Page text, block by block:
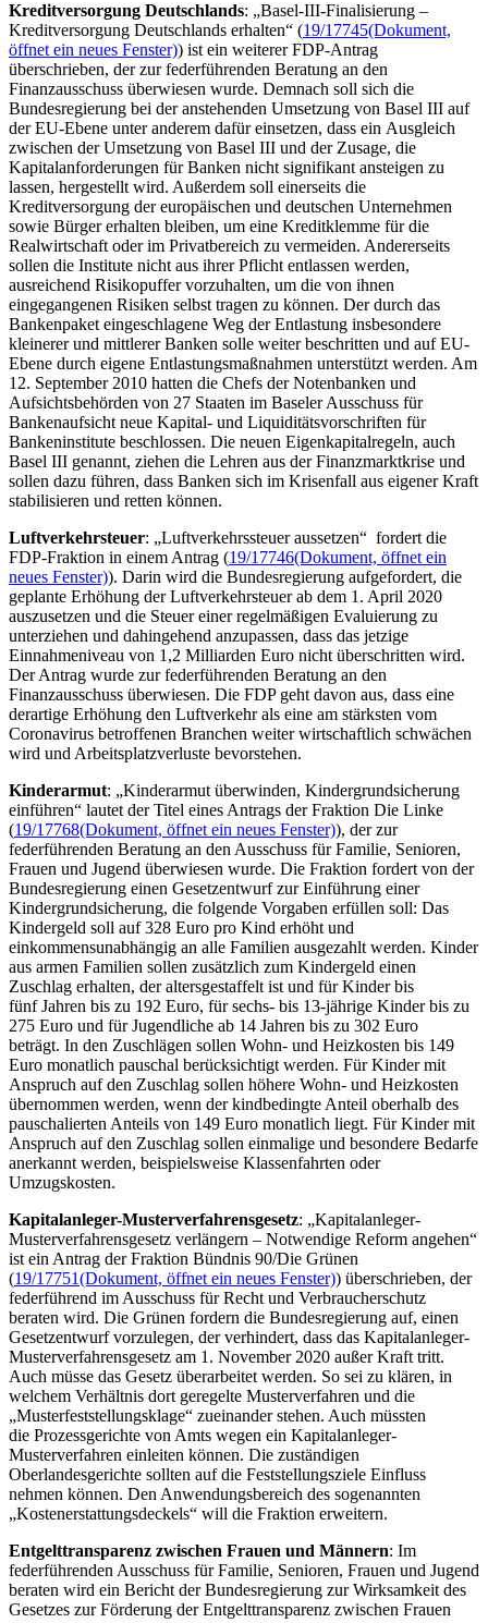
Kreditversorgung Deutschlands: „Basel-III-Finalisierung –
Kreditversorgung Deutschlands erhalten“ (19/17745(Dokument,
öffnet ein neues Fenster)) ist ein weiterer FDP-Antrag
überschrieben, der zur federführenden Beratung an den
Finanzausschuss überwiesen wurde. Demnach soll sich die
Bundesregierung bei der anstehenden Umsetzung von Basel III auf
der EU-Ebene unter anderem dafür einsetzen, dass ein Ausgleich
zwischen der Umsetzung von Basel III und der Zusage, die
Kapitalanforderungen für Banken nicht signifikant ansteigen zu
lassen, hergestellt wird. Außerdem soll einerseits die
Kreditversorgung der europäischen und deutschen Unternehmen
sowie Bürger erhalten bleiben, um eine Kreditklemme für die
Realwirtschaft oder im Privatbereich zu vermeiden. Andererseits
sollen die Institute nicht aus ihrer Pflicht entlassen werden,
ausreichend Risikopuffer vorzuhalten, um die von ihnen
eingegangenen Risiken selbst tragen zu können. Der durch das
Bankenpaket eingeschlagene Weg der Entlastung insbesondere
kleinerer und mittlerer Banken solle weiter beschritten und auf EU-
Ebene durch eigene Entlastungsmaßnahmen unterstützt werden. Am
12. September 2010 hatten die Chefs der Notenbanken und
Aufsichtsbehörden von 27 Staaten im Baseler Ausschuss für
Bankenaufsicht neue Kapital- und Liquiditätsvorschriften für
Bankeninstitute beschlossen. Die neuen Eigenkapitalregeln, auch
Basel III genannt, ziehen die Lehren aus der Finanzmarktkrise und
sollen dazu führen, dass Banken sich im Krisenfall aus eigener Kraft
stabilisieren und retten können.
Luftverkehrsteuer: „Luftverkehrssteuer aussetzen“ fordert die
FDP-Fraktion in einem Antrag (19/17746(Dokument, öffnet ein
neues Fenster)). Darin wird die Bundesregierung aufgefordert, die
geplante Erhöhung der Luftverkehrsteuer ab dem 1. April 2020
auszusetzen und die Steuer einer regelmäßigen Evaluierung zu
unterziehen und dahingehend anzupassen, dass das jetzige
Einnahmeniveau von 1,2 Milliarden Euro nicht überschritten wird.
Der Antrag wurde zur federführenden Beratung an den
Finanzausschuss überwiesen. Die FDP geht davon aus, dass eine
derartige Erhöhung den Luftverkehr als eine am stärksten vom
Coronavirus betroffenen Branchen weiter wirtschaftlich schwächen
wird und Arbeitsplatzverluste bevorstehen.
Kinderarmut: „Kinderarmut überwinden, Kindergrundsicherung
einführen“ lautet der Titel eines Antrags der Fraktion Die Linke
(19/17768(Dokument, öffnet ein neues Fenster)), der zur
federführenden Beratung an den Ausschuss für Familie, Senioren,
Frauen und Jugend überwiesen wurde. Die Fraktion fordert von der
Bundesregierung einen Gesetzentwurf zur Einführung einer
Kindergrundsicherung, die folgende Vorgaben erfüllen soll: Das
Kindergeld soll auf 328 Euro pro Kind erhöht und
einkommensunabhängig an alle Familien ausgezahlt werden. Kinder
aus armen Familien sollen zusätzlich zum Kindergeld einen
Zuschlag erhalten, der altersgestaffelt ist und für Kinder bis
fünf Jahren bis zu 192 Euro, für sechs- bis 13-jährige Kinder bis zu
275 Euro und für Jugendliche ab 14 Jahren bis zu 302 Euro
beträgt. In den Zuschlägen sollen Wohn- und Heizkosten bis 149
Euro monatlich pauschal berücksichtigt werden. Für Kinder mit
Anspruch auf den Zuschlag sollen höhere Wohn- und Heizkosten
übernommen werden, wenn der kindbedingte Anteil oberhalb des
pauschalierten Anteils von 149 Euro monatlich liegt. Für Kinder mit
Anspruch auf den Zuschlag sollen einmalige und besondere Bedarfe
anerkannt werden, beispielsweise Klassenfahrten oder
Umzugskosten.
Kapitalanleger-Musterverfahrensgesetz: „Kapitalanleger-
Musterverfahrensgesetz verlängern – Notwendige Reform angehen“
ist ein Antrag der Fraktion Bündnis 90/Die Grünen
(19/17751(Dokument, öffnet ein neues Fenster)) überschrieben, der
federführend im Ausschuss für Recht und Verbraucherschutz
beraten wird. Die Grünen fordern die Bundesregierung auf, einen
Gesetzentwurf vorzulegen, der verhindert, dass das Kapitalanleger-
Musterverfahrensgesetz am 1. November 2020 außer Kraft tritt.
Auch müsse das Gesetz überarbeitet werden. So sei zu klären, in
welchem Verhältnis dort geregelte Musterverfahren und die
„Musterfeststellungsklage“ zueinander stehen. Auch müssten
die Prozessgerichte von Amts wegen ein Kapitalanleger-
Musterverfahren einleiten können. Die zuständigen
Oberlandesgerichte sollten auf die Feststellungsziele Einfluss
nehmen können. Den Anwendungsbereich des sogenannten
„Kostenerstattungsdeckels“ will die Fraktion erweitern.
Entgelttransparenz zwischen Frauen und Männern: Im
federführenden Ausschuss für Familie, Senioren, Frauen und Jugend
beraten wird ein Bericht der Bundesregierung zur Wirksamkeit des
Gesetzes zur Förderung der Entgelttransparenz zwischen Frauen